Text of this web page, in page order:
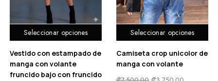
Seleccionar opciones
Vestido con estampado de
manga con volante
fruncido bajo con fruncido
Seleccionar opciones
Camiseta crop unicolor de
manga con volante